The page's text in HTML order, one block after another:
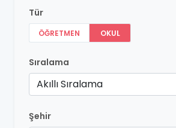
Tür
ÖĞRETMEN OKUL
Sıralama
Akıllı Sıralama
Şehir